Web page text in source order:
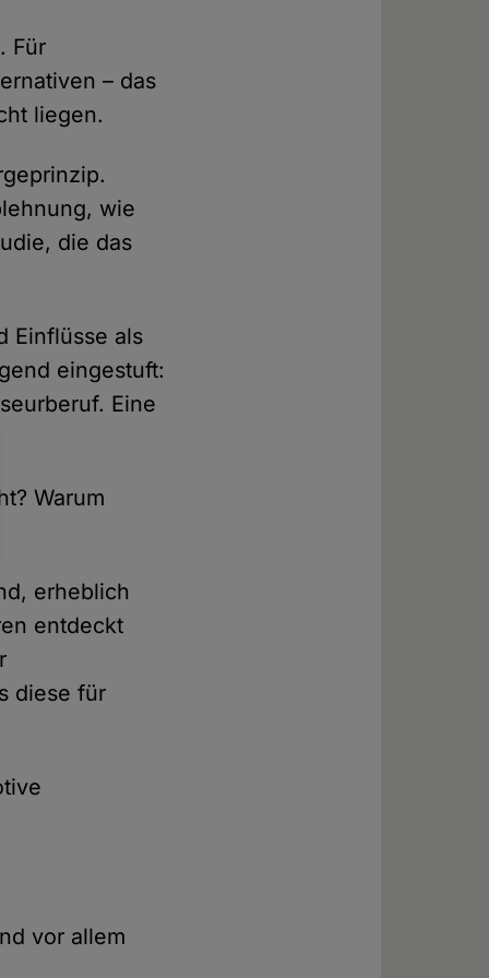
Für
– das
liegen.
wie
die das
Einflüsse als
eingestuft:
Eine
Warum
erheblich
entdeckt
diese für
vor allem